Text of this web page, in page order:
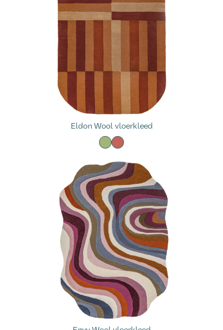
Eldon Wool vloerkleed